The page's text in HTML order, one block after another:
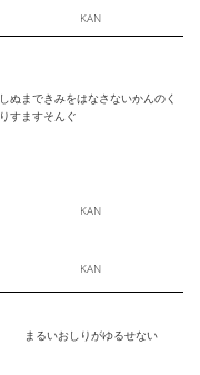
KAN
しぬまできみをはなさないかんのく
りすますそんぐ
KAN
KAN
まるいおしりがゆるせない